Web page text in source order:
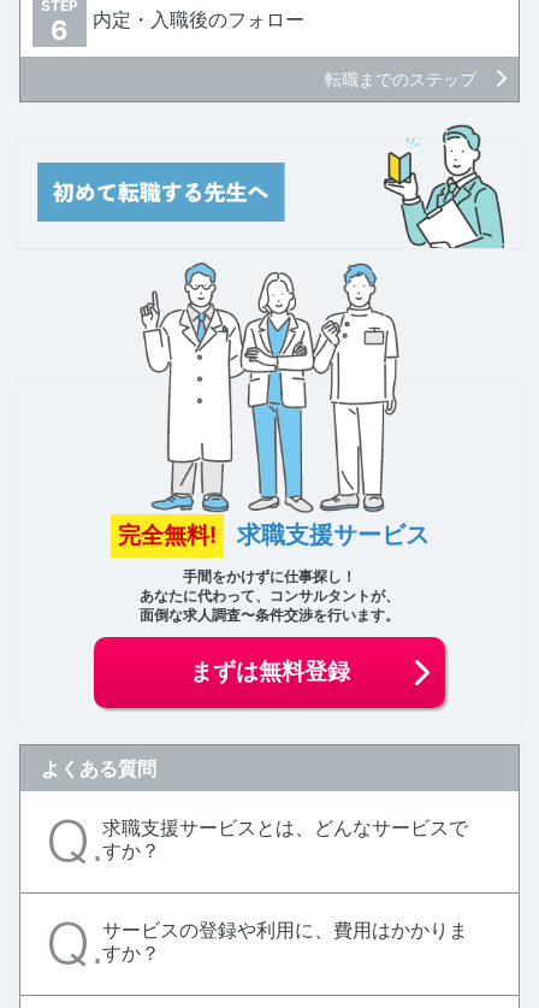
STEP
6 内定・入職後のフォロー
転職までのステップ
完全無料! 求職支援サービス
手間をかけずに仕事探し！
あなたに代わって、コンサルタントが、
面倒な求人調査〜条件交渉を行います。
まずは無料登録
よくある質問
求職支援サービスとは、どんなサービスで
すか？
サービスの登録や利用に、費用はかかりま
すか？